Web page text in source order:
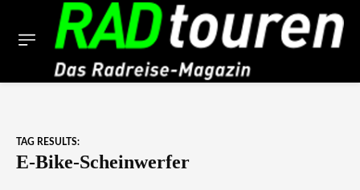
TAG RESULTS:
E-Bike-Scheinwerfer